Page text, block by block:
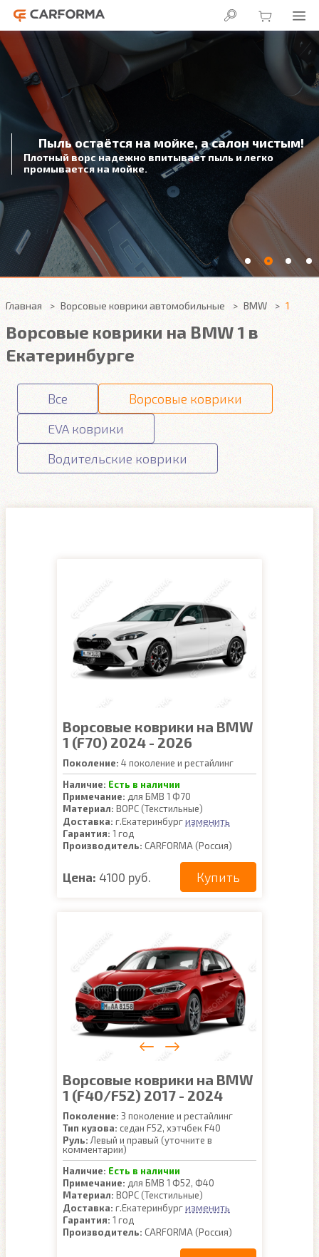
Пыль остаётся на мойке, а салон чистым!
Плотный ворс надежно впитывает пыль и легко
промывается на мойке.
Главная Ворсовые коврики автомобильные BMW 1
Ворсовые коврики на BMW 1 в
Екатеринбурге
Все
Ворсовые коврики
EVA коврики
Водительские коврики
Ворсовые коврики на BMW
1 (F70) 2024 - 2026
Поколение: 4 поколение и рестайлинг
Наличие: Есть в наличии
Примечание: для БМВ 1 Ф70
Материал: ВОРС (Текстильные)
Доставка: г.Екатеринбургизменить
Гарантия: 1 год
Производитель: CARFORMA (Россия)
Цена: 4100 руб. Купить
Ворсовые коврики на BMW
1 (F40/F52) 2017 - 2024
Поколение: 3 поколение и рестайлинг
Тип кузова: седан F52, хэтчбек F40
Руль: Левый и правый (уточните в
комментарии)
Наличие: Есть в наличии
Примечание: для БМВ 1 Ф52, Ф40
Материал: ВОРС (Текстильные)
Доставка: г.Екатеринбургизменить
Гарантия: 1 год
Производитель: CARFORMA (Россия)